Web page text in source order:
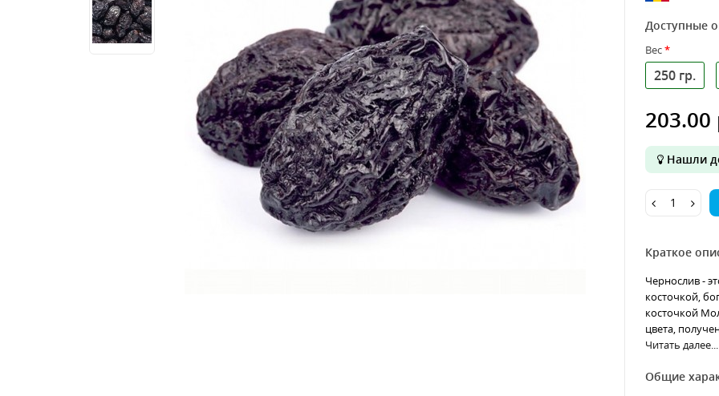
Доступные
Вес
250 гр.
203.00
Нашли
Краткое
Чернослив -
косточкой,
косточкой
цвета,
Читать далее...
Общие